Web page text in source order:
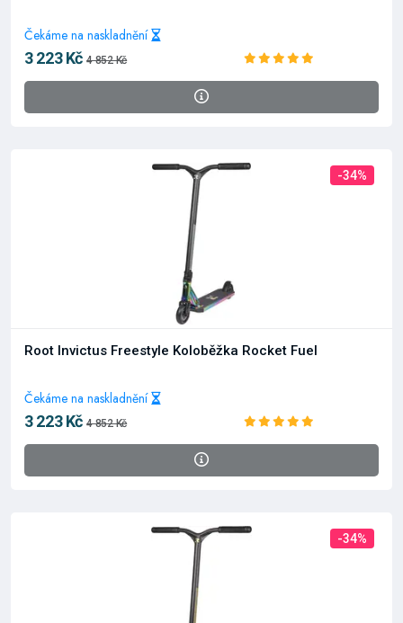
Čekáme na naskladnění
3 223 Kč 4 852 Kč
-34%
Root Invictus Freestyle Koloběžka Rocket Fuel
Čekáme na naskladnění
3 223 Kč 4 852 Kč
-34%